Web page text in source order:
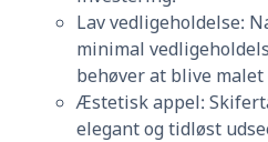
Lav vedligeholdelse:
minimal
behøver at blive
Æstetisk appel:
elegant og tidløst